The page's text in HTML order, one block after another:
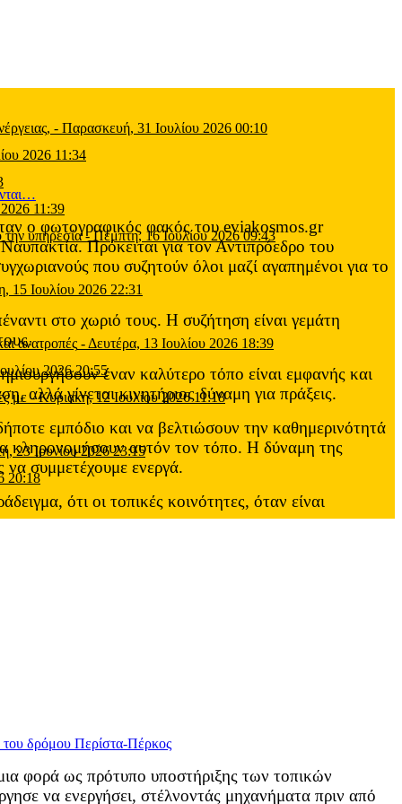
- Παρασκευή, 31 Ιουλίου 2026 00:10
2026 11:34
11:39
υπηρεσία-Πέμπτη, 16 Ιουλίου 2026 09:43
15 Ιουλίου 2026 22:31
ανατροπές -Δευτέρα, 13 Ιουλίου 2026 18:39
2026 20:55
με-Κυριακή, 12 Ιουλίου 2026 11:18
23 Ιουνίου 2026 23:15
20:18
ο φωτογραφικός φακός του eviakosmos.gr
Πρόκειται για τον Αντιπρόεδρο του
που συζητούν όλοι μαζί αγαπημένοι για το
στο χωριό τους. Η συζήτηση είναι γεμάτη
έναν καλύτερο τόπο είναι εμφανής και
αλλά γίνεται κινητήριος δύναμη για πράξεις.
εμπόδιο και να βελτιώσουν την καθημερινότητά
θα κληρονομήσουν αυτόν τον τόπο. Η δύναμη της
να συμμετέχουμε ενεργά.
ότι οι τοπικές κοινότητες, όταν είναι
φορά ως πρότυπο υποστήριξης των τοπικών
να ενεργήσει, στέλνοντάς μηχανήματα πριν από